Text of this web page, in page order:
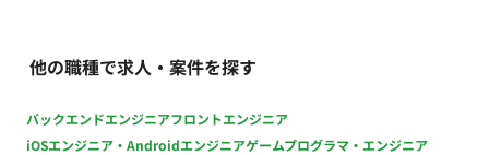
他の職種で求人・案件を探す
バックエンドエンジニアフロントエンジニア
iOSエンジニア・Androidエンジニアゲームプログラマ・エンジニア